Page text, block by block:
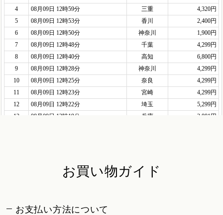
お買い物ガイド
お支払い方法について